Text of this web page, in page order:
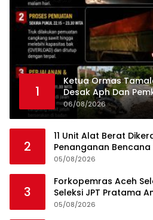
1
Ketua Ormas
Desak Aph Dan
Pelaku Angkut
Truk PT KAP
06/08/2026
2
11 Unit Alat Berat
Penanganan
Kecamatan Tukka
05/08/2026
3
Forkopemras Aceh
Seleksi JPT Pratama
dan Integritas, Bukan
05/08/2026